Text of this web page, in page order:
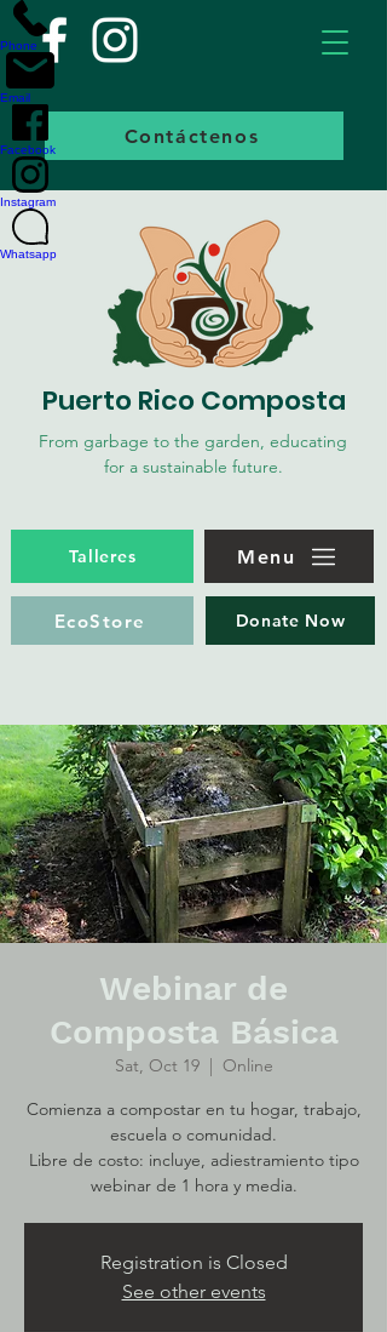
Puerto Rico Composta
From garbage to the garden, educating
for a sustainable future.
Talleres Menu
EcoStore Donate Now
Contáctenos
Webinar de
Composta Básica
Sat, Oct 19
  |
Online
Comienza a compostar en tu hogar, trabajo,
escuela o comunidad.
Libre de costo: incluye, adiestramiento tipo
webinar de 1 hora y media.
Registration is Closed
See other events
Phone
Email
Facebook
Instagram
Whatsapp